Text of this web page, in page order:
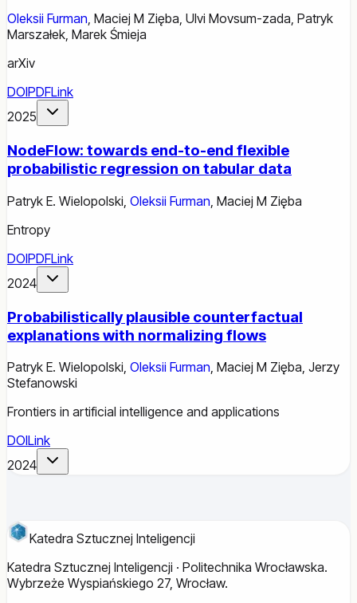
Oleksii Furman, Maciej M Zięba, Ulvi Movsum-zada, Patryk
Marszałek, Marek Śmieja
arXiv
DOIPDFLink
2025
NodeFlow: towards end-to-end flexible
probabilistic regression on tabular data
Patryk E. Wielopolski Oleksii Furman Maciej M Zięba
Entropy
DOIPDFLink
2024
Probabilistically plausible counterfactual
explanations with normalizing flows
Patryk E. Wielopolski, Oleksii Furman, Maciej M Zięba, Jerzy
Stefanowski
Frontiers in artificial intelligence and applications
DOILink
2024
Katedra Sztucznej Inteligencji
Katedra Sztucznej Inteligencji · Politechnika Wrocławska.
Wybrzeże Wyspiańskiego 27, Wrocław.